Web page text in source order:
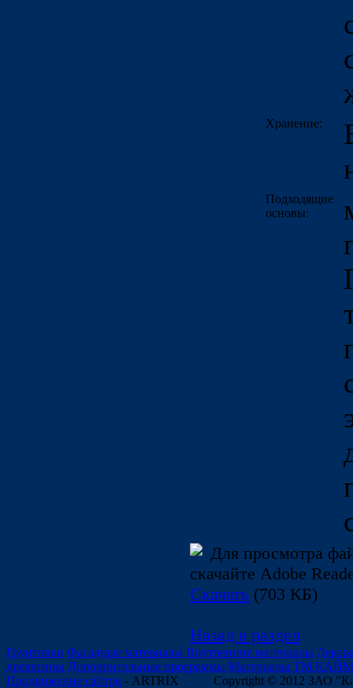
Хранение:
Подходящие
основы:
Для просмотра
скачайте Adobe
Скачать (703 КБ)
Назад в раздел
Грунтовки Фасадные материалы Внутренние материалы
древесины Дополнительные программы Материалы ТМ
Продвижение сайтов - ARTRIX Copyright © 2012 ЗАО